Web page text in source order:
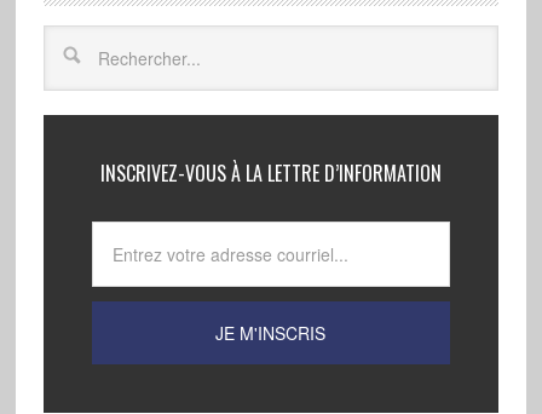
INSCRIVEZ-VOUS À LA LETTRE D’INFORMATION